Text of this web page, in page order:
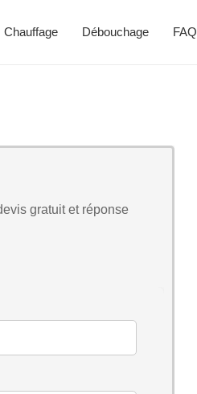
Chauffage Débouchage FAQ
gratuit et réponse